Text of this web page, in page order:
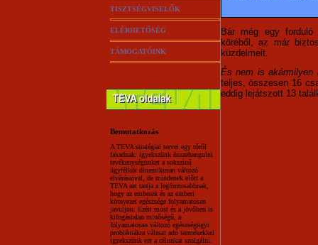
TISZTSÉGVISELŐK
ELÉRHETŐSÉG
TÁMOGATÓINK
Bemutatkozás
A TEVA stratégiai tervei egy tőről
fakadnak: igyekszünk összehangolni
tevékenységünket a sokszínű
ügyfélkör dinamikusan változó
elvárásaival, de mindenek előtt a
TEVA azt tartja a legfontosabbnak,
hogy az emberek és az emberi
környezet egészsége folyamatosan
javuljon. Ezért most és a jövőben is
kifogástalan minőségű, a
folyamatosan változó egészségügyi
problémákra választ adó termékekkel
igyekszünk ezt a célunkat szolgálni.
Bár még egy forduló
köréből, az már
küzdelmeit.
És nem is akármilyen
teljes, összesen 16
eddig lejátszott 13